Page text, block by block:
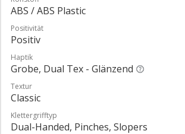
ABS / ABS Plastic
Positivität
Positiv
Haptik
Grobe, Dual Tex - Glänzend
Textur
Classic
Klettergrifftyp
Dual-Handed, Pinches, Slopers